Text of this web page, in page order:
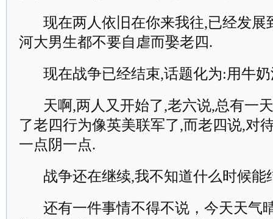
现在两人依旧在你来我往,已经发展
河大男生都不要自虐而娶老四.
现在战争已经结束,话题化为:用牛
天啊,两人又开始了,老六说,总有一
了老四行为像英美联军了,而老四说,对
一点阴一点.
战争还在继续,我不知道什么时候能
还有一件事情不得不说，今天天气